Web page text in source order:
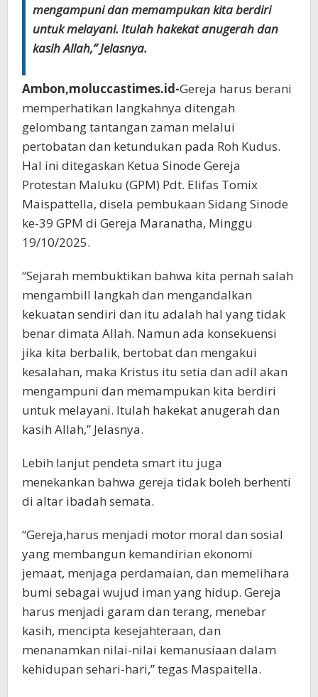
mengampuni dan memampukan kita berdiri
untuk melayani. Itulah hakekat anugerah dan
kasih Allah,” Jelasnya.
Ambon,moluccastimes.id-Gereja harus berani
memperhatikan langkahnya ditengah
gelombang tantangan zaman melalui
pertobatan dan ketundukan pada Roh Kudus.
Hal ini ditegaskan Ketua Sinode Gereja
Protestan Maluku (GPM) Pdt. Elifas Tomix
Maispattella, disela pembukaan Sidang Sinode
ke-39 GPM di Gereja Maranatha, Minggu
19/10/2025.
“Sejarah membuktikan bahwa kita pernah salah
mengambill langkah dan mengandalkan
kekuatan sendiri dan itu adalah hal yang tidak
benar dimata Allah. Namun ada konsekuensi
jika kita berbalik, bertobat dan mengakui
kesalahan, maka Kristus itu setia dan adil akan
mengampuni dan memampukan kita berdiri
untuk melayani. Itulah hakekat anugerah dan
kasih Allah,” Jelasnya.
Lebih lanjut pendeta smart itu juga
menekankan bahwa gereja tidak boleh berhenti
di altar ibadah semata.
“Gereja,harus menjadi motor moral dan sosial
yang membangun kemandirian ekonomi
jemaat, menjaga perdamaian, dan memelihara
bumi sebagai wujud iman yang hidup. Gereja
harus menjadi garam dan terang, menebar
kasih, mencipta kesejahteraan, dan
menanamkan nilai-nilai kemanusiaan dalam
kehidupan sehari-hari,” tegas Maspaitella.